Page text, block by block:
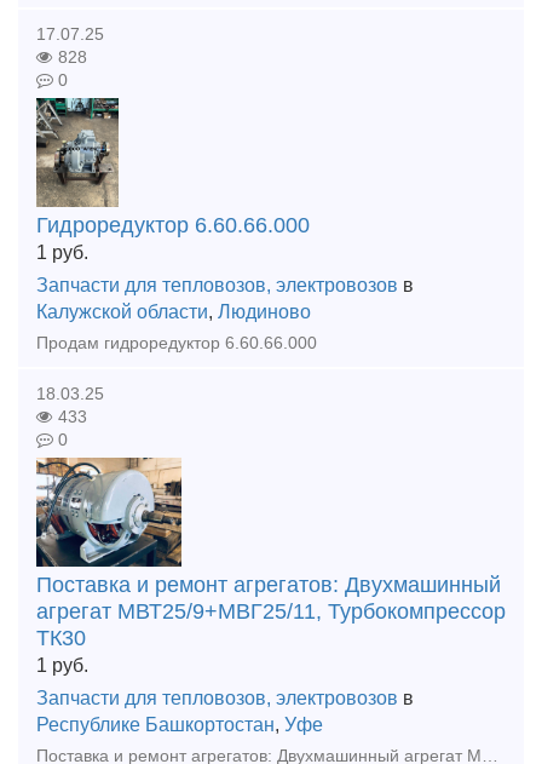
17.07.25
828
0
Гидроредуктор 6.60.66.000
1 руб.
Запчасти для тепловозов, электровозов в
Калужской области, Людиново
Продам гидроредуктор 6.60.66.000
18.03.25
433
0
Поставка и ремонт агрегатов: Двухмашинный
агрегат МВТ25/9+МВГ25/11, Турбокомпрессор
ТК30
1 руб.
Запчасти для тепловозов, электровозов в
Республике Башкортостан, Уфе
Поставка и ремонт агрегатов: Двухмашинный агрегат МВТ25/9+МВГ25/11, Турбокомпрессор ТК30 ООО "Уфимская Промышленная Компания" Александр тел. 8 965 652 7097